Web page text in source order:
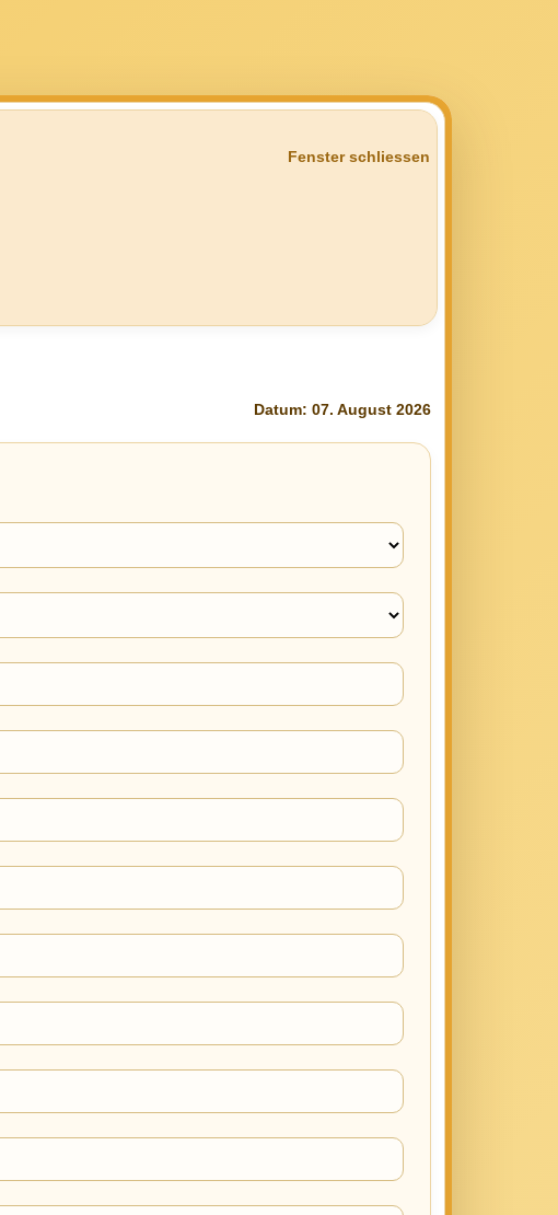
Fenster schliessen
Datum: 07. August 2026